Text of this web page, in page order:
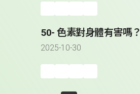
50- 色素對身體有害嗎？
2025-10-30